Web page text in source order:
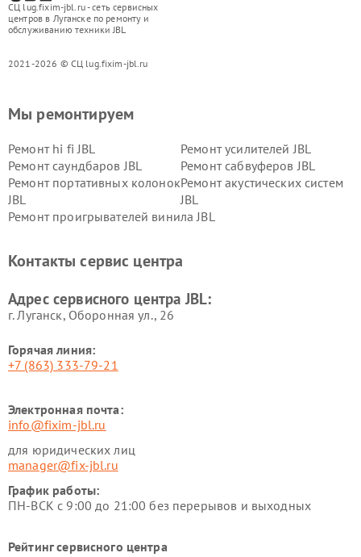
СЦ lug.fixim-jbl.ru - сеть сервисных
центров в Луганске по ремонту и
обслуживанию техники JBL
2021-2026 © СЦ lug.fixim-jbl.ru
Мы ремонтируем
Ремонт hi fi JBL
Ремонт усилителей JBL
Ремонт саундбаров JBL
Ремонт сабвуферов JBL
Ремонт портативных колонок
JBL
Ремонт акустических систем
JBL
Ремонт проигрывателей винила JBL
Контакты сервис центра
Адрес сервисного центра JBL:
г. Луганск, Оборонная ул., 26
Горячая линия:
+7 (863) 333-79-21
Электронная почта:
info@fixim-jbl.ru
для юридических лиц
manager@fix-jbl.ru
График работы:
ПН-ВСК с 9:00 до 21:00 без перерывов и выходных
Рейтинг сервисного центра